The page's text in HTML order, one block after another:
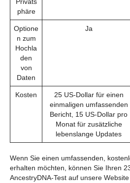
Privats
phäre
Optione
n zum
Hochla
den
von
Daten
Ja
Kosten
25 US-Dollar für einen
einmaligen umfassenden
Bericht, 15 US-Dollar pro
Monat für zusätzliche
lebenslange Updates
Wenn Sie einen umfassenden,
erhalten möchten, können Sie Ihren
AncestryDNA-Test auf unsere